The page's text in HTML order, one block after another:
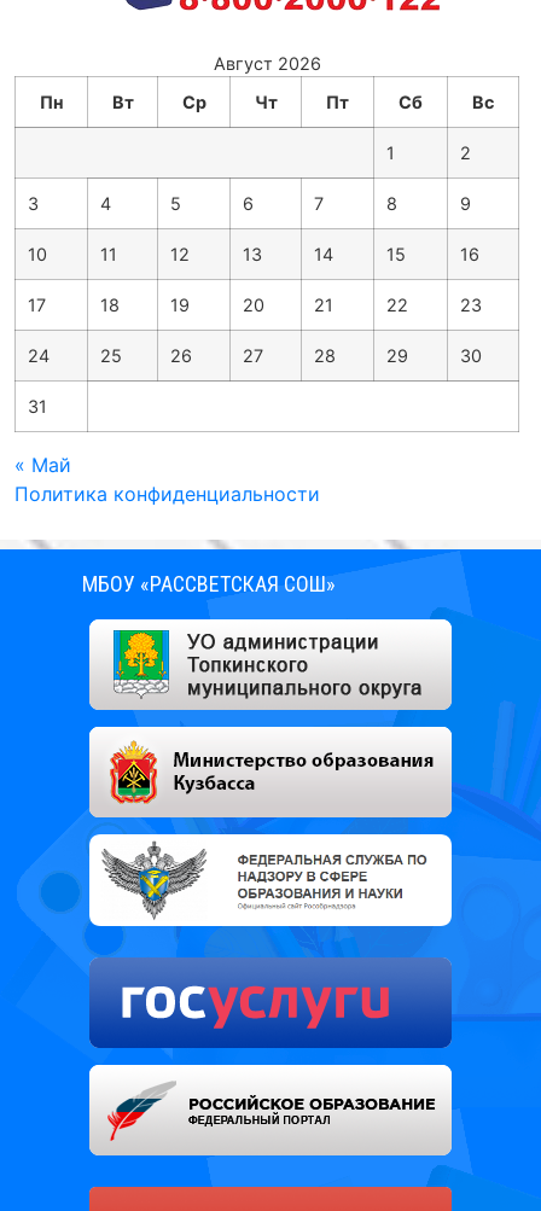
Август 2026
Пн
Вт Ср Чт Пт Сб Вс
1 2
3 4 5 6 7 8 9
10 11 12 13 14 15 16
17 18 19 20 21 22 23
24 25 26 27 28 29 30
31
« Май
Политика конфиденциальности
МБОУ «РАССВЕТСКАЯ СОШ»